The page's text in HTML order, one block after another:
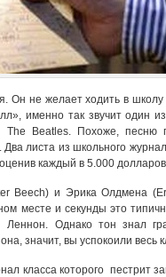
Он не желает ходить в школу
именно так звучит один
The Beatles. Похоже,
листа из школьного
каждый в 5.000
Beech) и Эрика Олдмена
месте и секунды это
Леннон. Однако тон знал
значит, вы успокоили весь
класса которого пестрит